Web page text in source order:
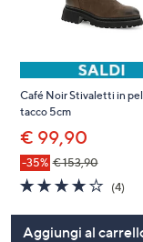
Café Noir Stivaletti in
tacco 5cm
€ 99,90
-35% € 153,90
3.8
of
5
Stars
(4)
Aggiungi al